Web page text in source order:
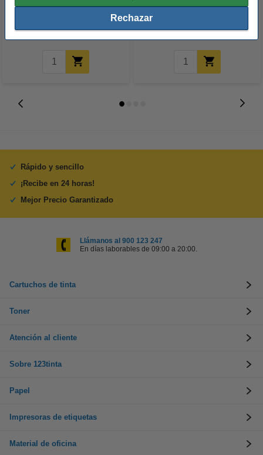
Rechazar
Rápido y sencillo
¡Recibe en 24 horas!
Mejor Precio Garantizado
Llámanos al 900 123 247
En días laborables de 09:00 a 20:00.
Cartuchos de tinta
Toner
Atención al cliente
Sobre 123tinta
Papel
Impresoras de etiquetas
Material de oficina